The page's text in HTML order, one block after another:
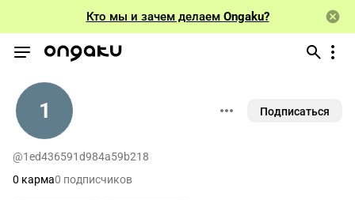
Кто мы и зачем делаем Ongaku?
1 Подписаться
@1ed436591d984a59b218
0 карма0 подписчиков